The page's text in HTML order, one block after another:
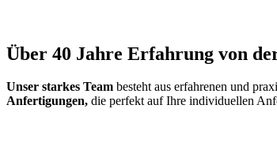
Über 40 Jahre Erfahrung von
Unser starkes Team besteht aus erfahrenen und
Anfertigungen, die perfekt auf Ihre individuellen